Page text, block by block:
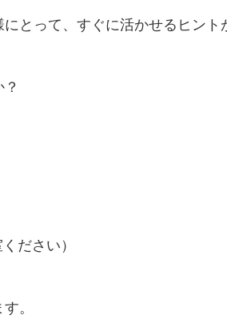
とって、すぐに活かせるヒント
ださい）
。